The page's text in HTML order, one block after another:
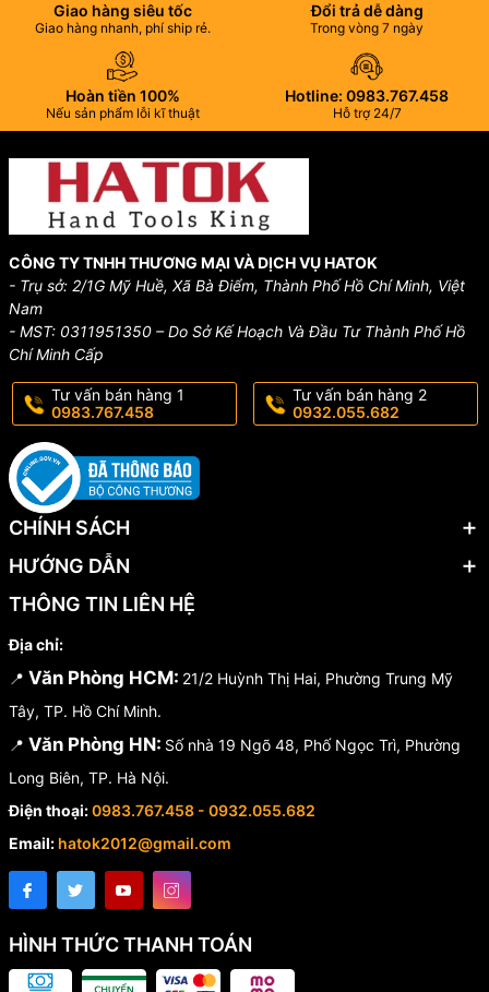
Giao hàng siêu tốc
Giao hàng nhanh, phí ship rẻ.
Đổi trả dễ dàng
Trong vòng 7 ngày
Hoàn tiền 100%
Nếu sản phẩm lỗi kĩ thuật
Hotline: 0983.767.458
Hỗ trợ 24/7
CÔNG TY TNHH THƯƠNG MẠI VÀ DỊCH VỤ HATOK
- Trụ sở: 2/1G Mỹ Huề, Xã Bà Điểm, Thành Phố Hồ Chí Minh, Việt
Nam
- MST: 0311951350 – Do Sở Kế Hoạch Và Đầu Tư Thành Phố Hồ
Chí Minh Cấp
Tư vấn bán hàng 1
0983.767.458
Tư vấn bán hàng 2
0932.055.682
CHÍNH SÁCH
HƯỚNG DẪN
THÔNG TIN LIÊN HỆ
Địa chỉ:
📍 Văn Phòng HCM: 21/2 Huỳnh Thị Hai, Phường Trung Mỹ
Tây, TP. Hồ Chí Minh.
📍 Văn Phòng HN: Số nhà 19 Ngõ 48, Phố Ngọc Trì, Phường
Long Biên, TP. Hà Nội.
Điện thoại:0983.767.458 - 0932.055.682
Email: hatok2012@gmail.com
HÌNH THỨC THANH TOÁN